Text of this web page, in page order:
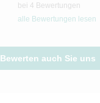
bei 4 Bewertungen
alle Bewertungen lesen
Bewerten auch Sie uns